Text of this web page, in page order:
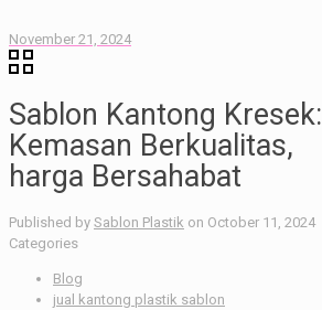
November 21, 2024
Sablon Kantong Kresek:
Kemasan Berkualitas,
harga Bersahabat
Published by Sablon Plastik on October 11, 2024
Categories
Blog
jual kantong plastik sablon